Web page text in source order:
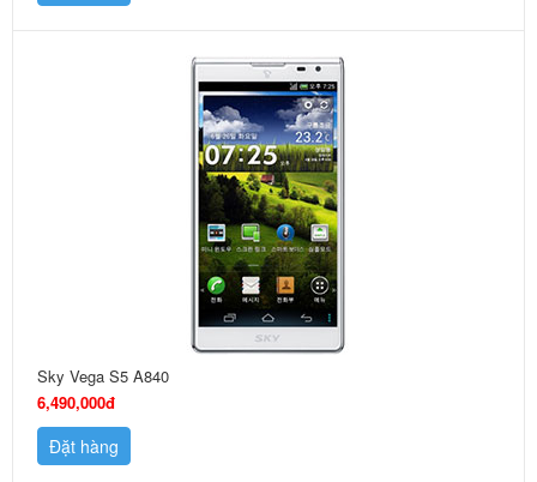
Sky Vega S5 A840
6,490,000đ
Đặt hàng